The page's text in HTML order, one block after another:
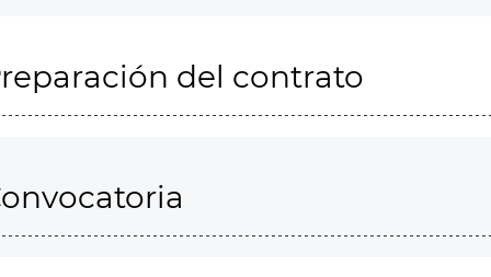
del contrato